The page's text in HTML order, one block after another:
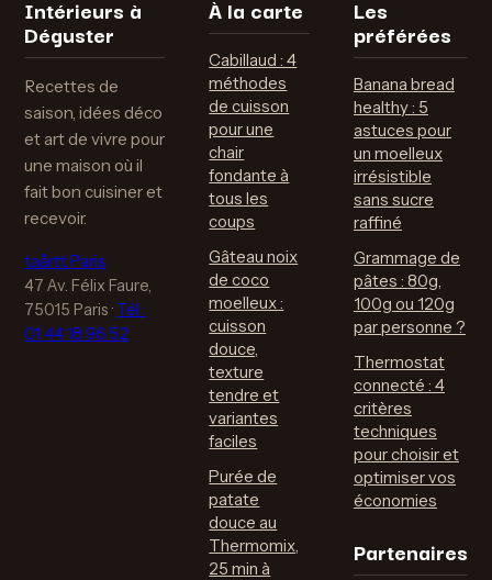
Intérieurs à
Déguster
Recettes de
saison, idées déco
et art de vivre pour
une maison où il
fait bon cuisiner et
recevoir.
taårtt Paris
47 Av. Félix Faure,
75015 Paris · Tél :
01 44 18 96 52
À la carte
Cabillaud : 4
méthodes
de cuisson
pour une
chair
fondante à
tous les
coups
Gâteau noix
de coco
moelleux :
cuisson
douce,
texture
tendre et
variantes
faciles
Purée de
patate
douce au
Thermomix,
25 min à
Les
préférées
Banana bread
healthy : 5
astuces pour
un moelleux
irrésistible
sans sucre
raffiné
Grammage de
pâtes : 80g,
100g ou 120g
par personne ?
Thermostat
connecté : 4
critères
techniques
pour choisir et
optimiser vos
économies
Partenaires